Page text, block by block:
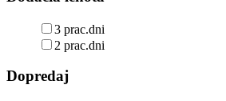
3 prac.dni
2 prac.dni
Dopredaj